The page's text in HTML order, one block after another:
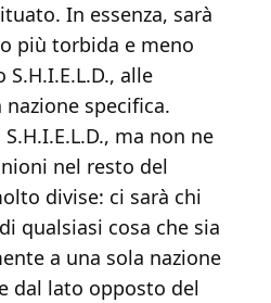
In essenza, sarà
più torbida e meno
alle
specifica.
ma non ne
nel resto del
divise: ci sarà chi
qualsiasi cosa che sia
a una sola nazione
dal lato opposto del